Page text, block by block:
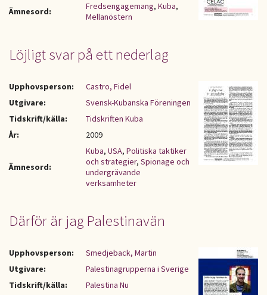
Ämnesord:
Fredsengagemang, Kuba,
Mellanöstern
Löjligt svar på ett nederlag
Upphovsperson:
Castro, Fidel
Utgivare:
Svensk-Kubanska Föreningen
Tidskrift/källa:
Tidskriften Kuba
År:
2009
Ämnesord:
Kuba, USA, Politiska taktiker
och strategier, Spionage och
undergrävande
verksamheter
Därför är jag Palestinavän
Upphovsperson:
Smedjeback, Martin
Utgivare:
Palestinagrupperna i Sverige
Tidskrift/källa:
Palestina Nu